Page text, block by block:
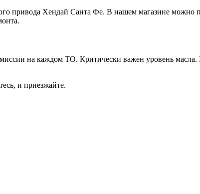
привода Хендай Санта Фе. В нашем магазине можно
на каждом ТО. Критически важен уровень
и приезжайте.